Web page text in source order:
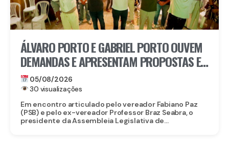
ÁLVARO PORTO E GABRIEL PORTO OUVEM
DEMANDAS E APRESENTAM PROPOSTAS E
PROJETOS A LIDERANÇAS DE PAULISTA
05/08/2026
30 visualizações
Em encontro articulado pelo vereador Fabiano Paz
(PSB) e pelo ex-vereador Professor Braz Seabra, o
presidente da Assembleia Legislativa de...